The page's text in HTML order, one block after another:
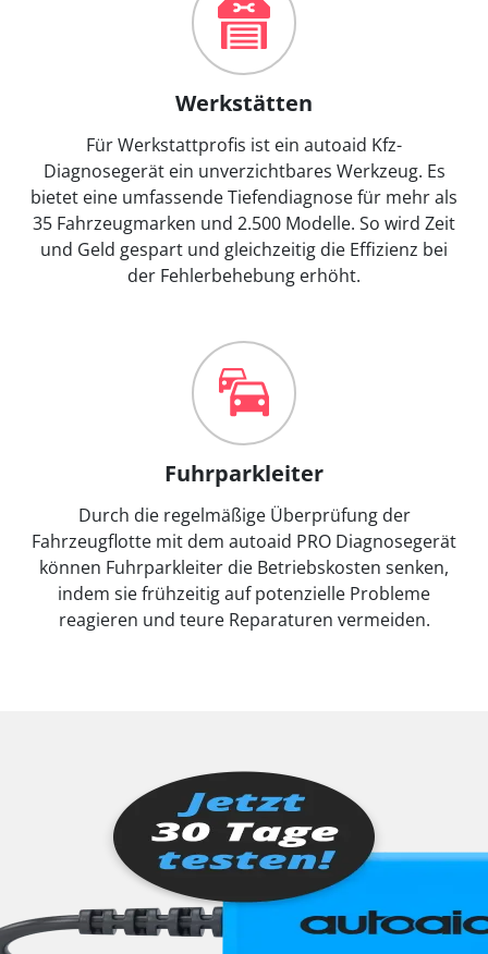
Werkstätten
Für Werkstattprofis ist ein autoaid Kfz-
Diagnosegerät ein unverzichtbares Werkzeug. Es
bietet eine umfassende Tiefendiagnose für mehr als
35 Fahrzeugmarken und 2.500 Modelle. So wird Zeit
und Geld gespart und gleichzeitig die Effizienz bei
der Fehlerbehebung erhöht.
Fuhrparkleiter
Durch die regelmäßige Überprüfung der
Fahrzeugflotte mit dem autoaid PRO Diagnosegerät
können Fuhrparkleiter die Betriebskosten senken,
indem sie frühzeitig auf potenzielle Probleme
reagieren und teure Reparaturen vermeiden.